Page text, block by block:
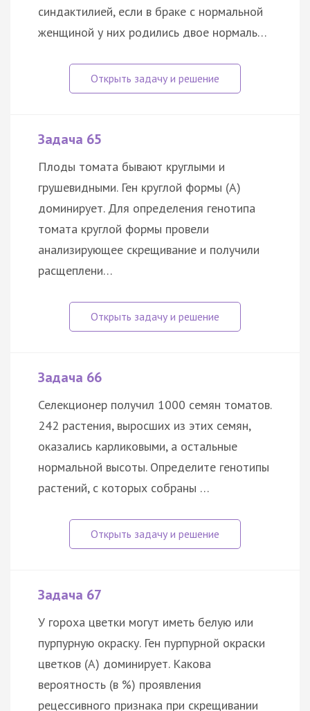
синдактилией, если в браке с нормальной
женщиной у них родились двое нормаль…
Задача 65
Плоды томата бывают круглыми и
грушевидными. Ген круглой формы (А)
доминирует. Для определения генотипа
томата круглой формы провели
анализирующее скрещивание и получили
расщеплени…
Задача 66
Селекционер получил 1000 семян томатов.
242 растения, выросших из этих семян,
оказались карликовыми, а остальные
нормальной высоты. Определите генотипы
растений, с которых собраны …
Задача 67
У гороха цветки могут иметь белую или
пурпурную окраску. Ген пурпурной окраски
цветков (А) доминирует. Какова
вероятность (в %) проявления
рецессивного признака при скрещивании